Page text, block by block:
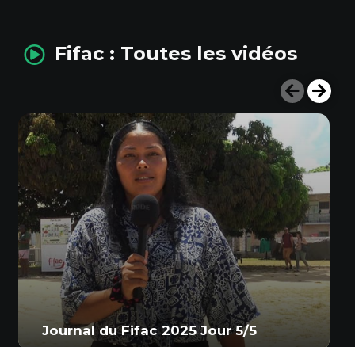
Fifac : Toutes les vidéos
Journal du Fifac 2025 Jour 5/5